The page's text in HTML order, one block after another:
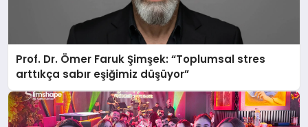
Prof. Dr. Ömer Faruk Şimşek: “Toplumsal stres
arttıkça sabır eşiğimiz düşüyor”